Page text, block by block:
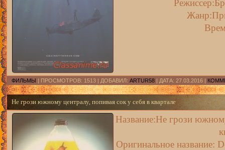
ФИЛЬМЫ | ПРОСМОТРОВ: 1513 | ДОБАВИЛ: ARTUR58 | ДАТА: 27.03.2016 |
Не грози южному централу, попивая сок у себя в квартале
Название:Не грози
Оригинальное название: